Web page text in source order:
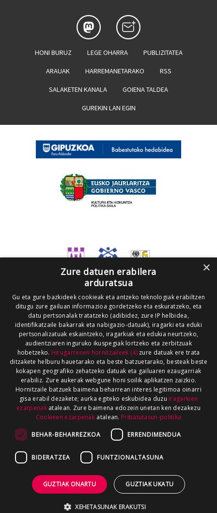
HONI BURUZ LEGE OHARRA PUBLIZITATEA
ARAUAK HARREMANETARAKO RSS
SALAKETEN KANALA GOIENA TALDEA
GUREKIN LAN EGIN
×
Zure datuen erabilera
arduratsua
Gu eta gure bazkideek cookieak eta antzeko teknologiak erabiltzen
ditugu zure gailuan informazioa gordetzeko eta eskuratzeko, eta
datu pertsonalak tratatzeko (adibidez, zure IP helbidea,
identifikatzaile bakarrak eta nabigazio-datuak), iragarki eta eduki
pertsonalizatuak eskaintzeko, iragarkiak eta edukia neurtzeko,
audientziaren inguruko ikuspegiak lortzeko eta zerbitzuak
hobetzeko. Hirugarrenen hornitzaileek (4)zure datuak ere trata
ditzakete helburu hauetarako eta beste batzuetarako, besteak beste
kokapen geografiko zehatzeko datuak eta gailuaren ezaugarriak
erabiliz. Zure aukerak webgune honi soilik aplikatzen zaizkio.
Hornitzaile batzuek baimena beharrean interes legitimoa oinarri
gisa erabil dezakete; aurka egiteko eskubidea duzu Iragarkien
ezarpenakatalean. Zure baimena edozein unetan ken dezakezu
Cookieen ezarpenak atalean. Pribatutasun-politika
BEHAR-BEHARREZKOA ERRENDIMENDUA
BIDERATZEA FUNTZIONALTASUNA
GUZTIAK ONARTU GUZTIAK UKATU
XEHETASUNAK ERAKUTSI